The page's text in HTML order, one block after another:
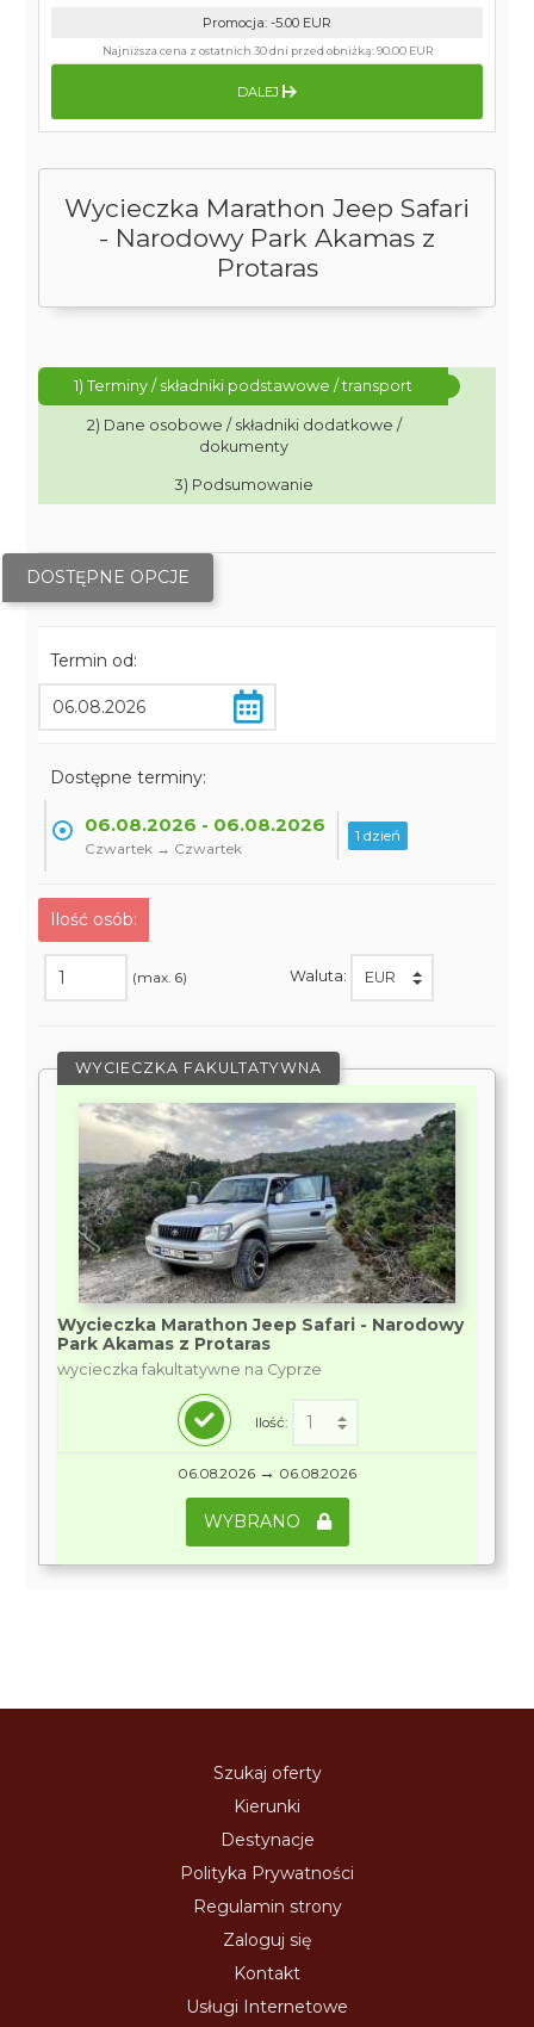
Wycieczka Marathon Jeep Safari
- Narodowy Park Akamas z
Protaras
1) Terminy / składniki podstawowe / transport
2) Dane osobowe / składniki dodatkowe /
dokumenty
3) Podsumowanie
DOSTĘPNE OPCJE
Termin od:
Dostępne terminy:
06.08.2026 - 06.08.2026
Czwartek → Czwartek
1 dzień
Ilość osób:
(max. 6) Waluta:
WYCIECZKA FAKULTATYWNA
Wycieczka Marathon Jeep Safari - Narodowy
Park Akamas z Protaras
wycieczka fakultatywne na Cyprze
Ilość:
06.08.2026 → 06.08.2026
WYBRANO
Promocja: -5.00 EUR
Najniższa cena z ostatnich 30 dni przed obniżką:90.00 EUR
DALEJ
Szukaj oferty
Kierunki
Destynacje
Polityka Prywatności
Regulamin strony
Zaloguj się
Kontakt
Usługi Internetowe